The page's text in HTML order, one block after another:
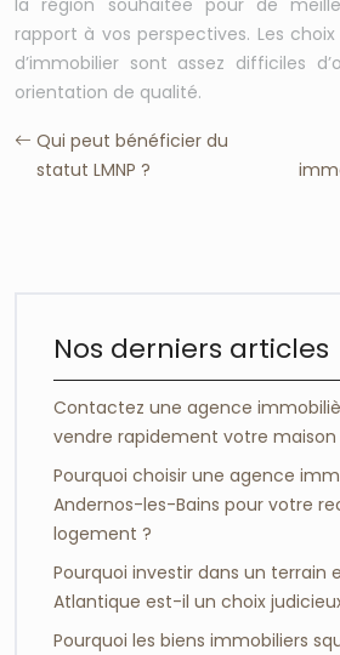
rapport à vos perspectives. Les
d’immobilier sont assez difficiles
orientation de qualité.
Qui peut bénéficier du
statut LMNP ?
Nos derniers articles
Contactez une agence
vendre rapidement votre maison
Pourquoi choisir une agence
Andernos-les-Bains pour votre
logement ?
Pourquoi investir dans un terrain
Atlantique est-il un choix
Pourquoi les biens immobiliers